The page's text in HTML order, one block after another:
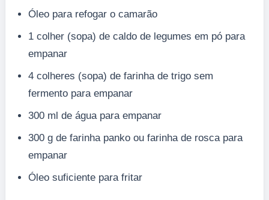
Óleo para refogar o camarão
1 colher (sopa) de caldo de legumes em pó para
empanar
4 colheres (sopa) de farinha de trigo sem
fermento para empanar
300 ml de água para empanar
300 g de farinha panko ou farinha de rosca para
empanar
Óleo suficiente para fritar